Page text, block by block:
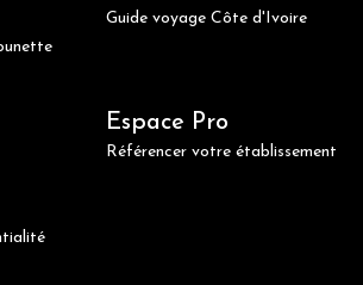
Guide voyage Côte d'Ivoire
Espace Pro
Référencer votre établissement